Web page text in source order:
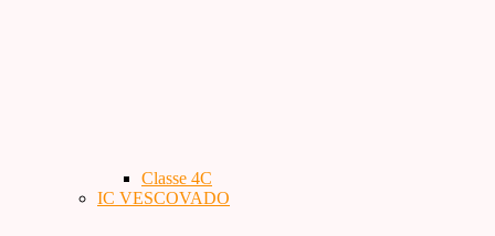
Classe 4C
IC VESCOVADO